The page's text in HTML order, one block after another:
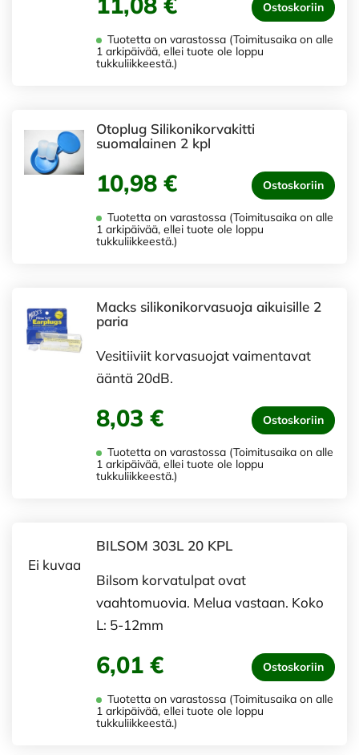
Ostoskoriin
Tuotetta on varastossa (Toimitusaika on alle
1 arkipäivää, ellei tuote ole loppu
tukkuliikkeestä.)
Otoplug Silikonikorvakitti
suomalainen 2 kpl
10,98 € Ostoskoriin
Tuotetta on varastossa (Toimitusaika on alle
1 arkipäivää, ellei tuote ole loppu
tukkuliikkeestä.)
Macks silikonikorvasuoja aikuisille 2
paria
Vesitiiviit korvasuojat vaimentavat
ääntä 20dB.
8,03 € Ostoskoriin
Tuotetta on varastossa (Toimitusaika on alle
1 arkipäivää, ellei tuote ole loppu
tukkuliikkeestä.)
Ei kuvaa
BILSOM 303L 20 KPL
Bilsom korvatulpat ovat
vaahtomuovia. Melua vastaan. Koko
L: 5-12mm
6,01 € Ostoskoriin
Tuotetta on varastossa (Toimitusaika on alle
1 arkipäivää, ellei tuote ole loppu
tukkuliikkeestä.)